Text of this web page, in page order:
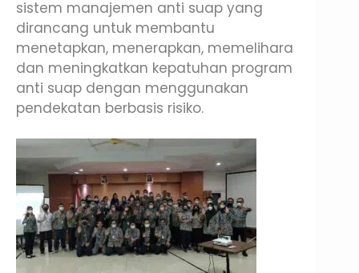
sistem manajemen anti suap yang
dirancang untuk membantu
menetapkan, menerapkan, memelihara
dan meningkatkan kepatuhan program
anti suap dengan menggunakan
pendekatan berbasis risiko.